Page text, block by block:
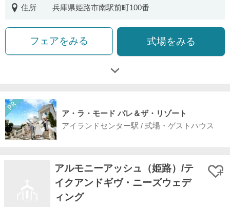
住所
兵庫県姫路市南駅前町100番
フェアをみる 式場をみる
ア・ラ・モード パレ＆ザ・リゾート
アイランドセンター駅 / 式場・ゲストハウス
アルモニーアッシュ（姫路）/テ
イクアンドギヴ・ニーズウェデ
ィング